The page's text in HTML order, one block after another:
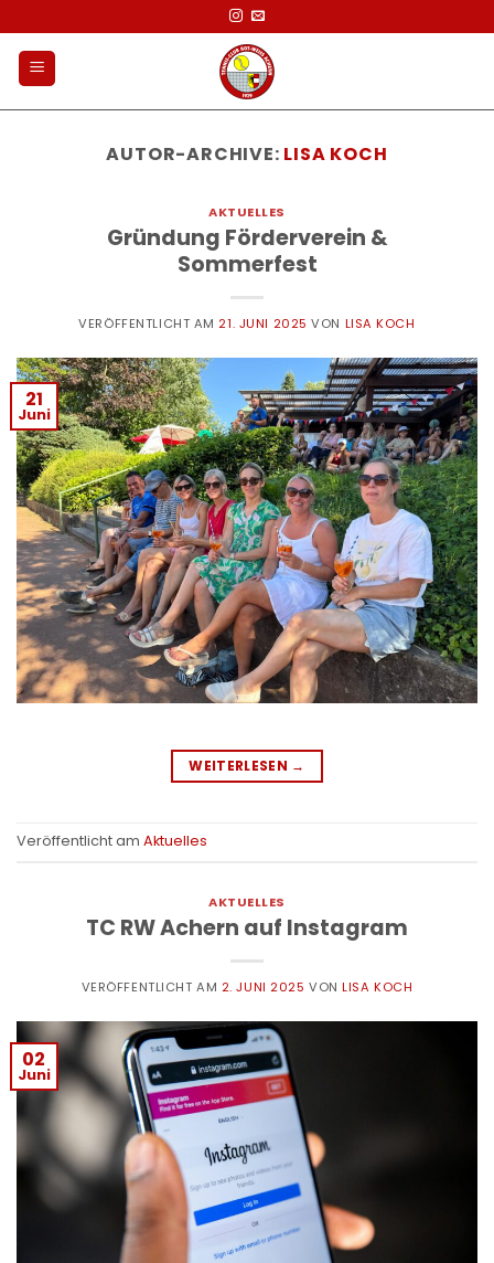
Inhalt
springen
AUTOR-ARCHIVE: LISA KOCH
AKTUELLES
Gründung Förderverein &
Sommerfest
VERÖFFENTLICHT AM 21. JUNI 2025 VON LISA KOCH
21
Juni
WEITERLESEN →
Veröffentlicht am Aktuelles
AKTUELLES
TC RW Achern auf Instagram
VERÖFFENTLICHT AM 2. JUNI 2025 VONLISA KOCH
02
Juni